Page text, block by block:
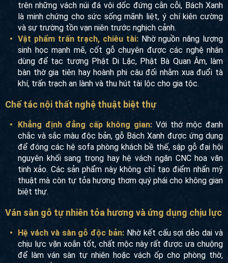
trên những vách núi đá vôi dốc đứng cằn cỗi, Bách Xanh
là minh chứng cho sức sống mãnh liệt, ý chí kiên cường
và sự trường tồn vạn niên trước nghịch cảnh.
Vật phẩm trấn trạch, chiêu tài:Nhờ nguồn năng lượng
sinh học mạnh mẽ, cốt gỗ chuyên được các nghệ nhân
dùng để tạc tượng Phật Di Lặc, Phật Bà Quan Âm, làm
bàn thờ gia tiên hay hoành phi câu đối nhằm xua đuổi tà
khí, trấn trạch an lành và thu hút tài lộc cho gia tộc.
Chế tác nội thất nghệ thuật biệt thự
Khẳng định đẳng cấp không gian: Với thớ mộc đanh
chắc và sắc màu độc bản, gỗ Bách Xanh được ứng dụng
để đóng các hệ sofa phòng khách bề thế, sập gỗ đại hội
nguyên khối sang trọng hay hệ vách ngăn CNC hoa văn
tinh xảo. Các sản phẩm này không chỉ tạo điểm nhấn mỹ
thuật mà còn tự tỏa hương thơm quý phái cho không gian
biệt thự.
Ván sàn gỗ tự nhiên tỏa hương và ứng dụng chịu lực
Hệ vách và sàn gỗ độc bản: Nhờ kết cấu sợi dẻo dai và
chịu lực vặn xoắn tốt, chất mộc này rất được ưa chuộng
để làm ván sàn tự nhiên hoặc vách ốp cho phòng thờ,